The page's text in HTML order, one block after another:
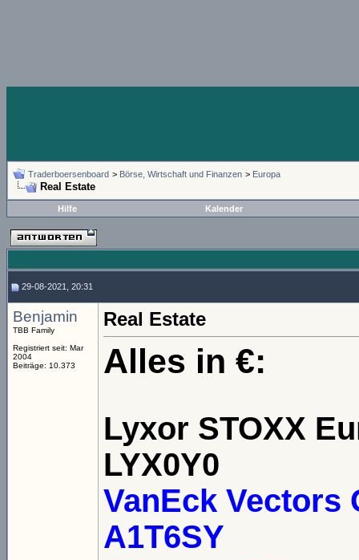
Traderboersenboard > Börse, Wirtschaft und Finanzen > Europa
Real Estate
Hilfe Kalender
29-08-2021, 20:31
Benjamin
TBB Family
Registriert seit: Mar
2004
Beiträge: 10.373
Real Estate
Alles in €:
Lyxor STOXX
LYX0Y0
VanEck Vectors
A1T6SY